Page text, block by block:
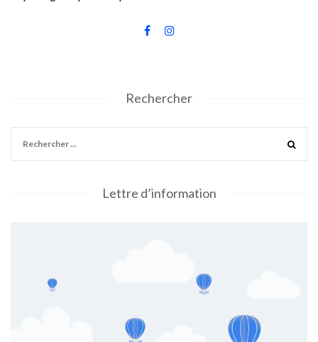
Rechercher
Lettre d’information